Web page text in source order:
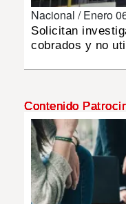
DEPORTES
MULTIMEDIA
IMPRESO
Nacional /Enero
Solicitan
cobrados y no
Contenido